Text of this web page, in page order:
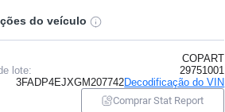
do veículo
COPART
lote:
29751001
3FADP4EJXGM207742Decodificação do VIN
Comprar Stat Report